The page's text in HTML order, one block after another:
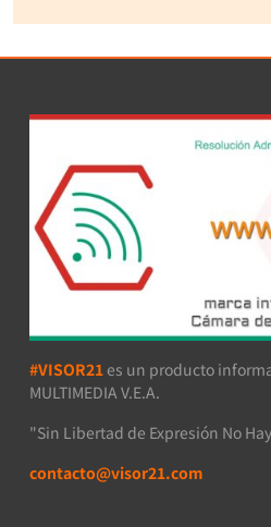
#VISOR21 es un producto
MULTIMEDIA V.E.A.
"Sin Libertad de Expresión No
contacto@visor21.com